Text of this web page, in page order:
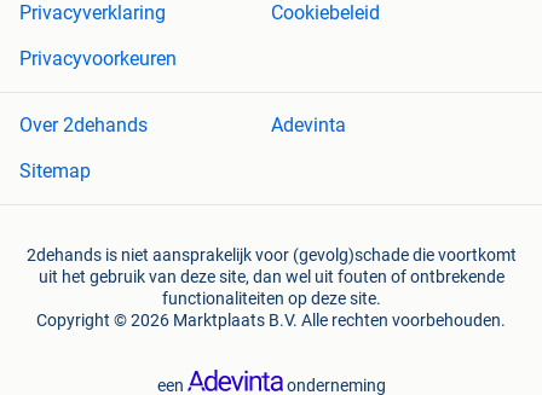
Privacyverklaring
Cookiebeleid
Privacyvoorkeuren
Over 2dehands
Adevinta
Sitemap
2dehands is niet aansprakelijk voor (gevolg)schade die voortkomt
uit het gebruik van deze site, dan wel uit fouten of ontbrekende
functionaliteiten op deze site.
Copyright © 2026 Marktplaats B.V. Alle rechten voorbehouden.
een onderneming